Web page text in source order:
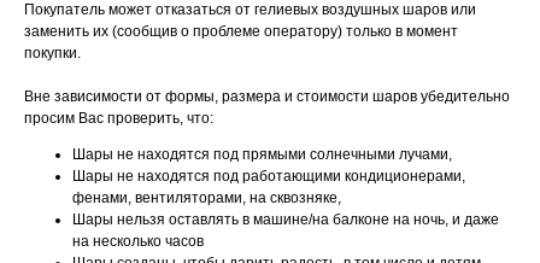
Покупатель может отказаться от гелиевых воздушных шаров или
заменить их (сообщив о проблеме оператору) только в момент
покупки.
Вне зависимости от формы, размера и стоимости шаров убедительно
просим Вас проверить, что:
Шары не находятся под прямыми солнечными лучами,
Шары не находятся под работающими кондиционерами,
фенами, вентиляторами, на сквозняке,
Шары нельзя оставлять в машине/на балконе на ночь, и даже
на несколько часов